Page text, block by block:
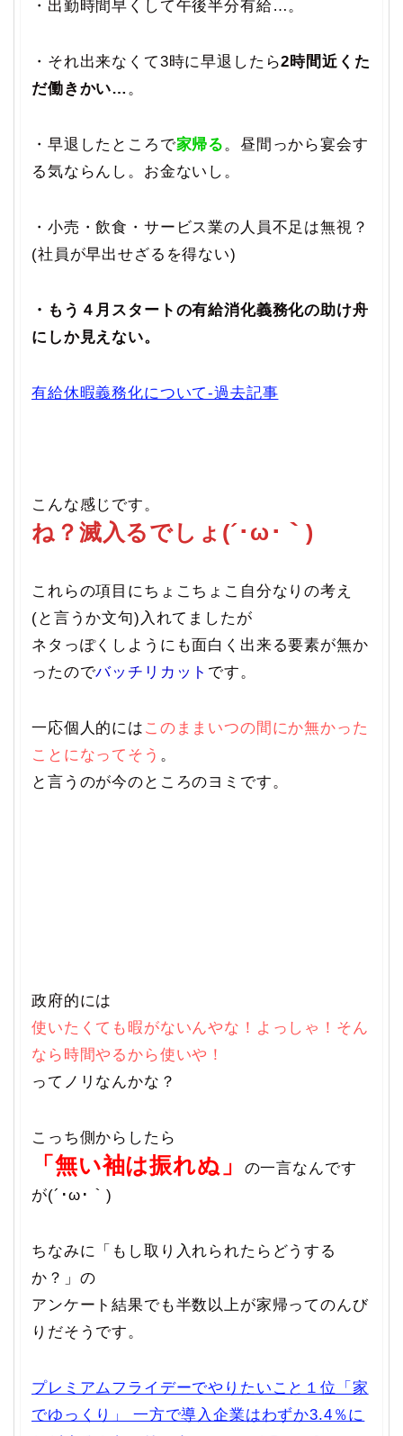
・出勤時間早くして午後半分有給…。
・それ出来なくて3時に早退したら2時間近くた
だ働きかい… 。
・早退したところで家帰る。昼間っから宴会す
る気ならんし。お金ないし。
・小売・飲食・サービス業の人員不足は無視？
(社員が早出せざるを得ない)
・もう４月スタートの有給消化義務化の助け舟
にしか見えない。
有給休暇義務化について-過去記事
こんな感じです。
ね？滅入るでしょ(´･ω･｀)
これらの項目にちょこちょこ自分なりの考え
(と言うか文句)入れてましたが
ネタっぽくしようにも面白く出来る要素が無か
ったのでバッチリカット です。
一応個人的には このままいつの間にか無かった
ことになってそう 。
と言うのが今のところのヨミです。
政府的には
使いたくても暇がないんやな！よっしゃ！そん
なら時間やるから使いや！
ってノリなんかな？
こっち側からしたら
「無い袖は振れぬ」
の一言なんです
が(´･ω･｀)
ちなみに「もし取り入れられたらどうする
か？」の
アンケート結果でも半数以上が家帰ってのんび
りだそうです。
プレミアムフライデーでやりたいこと１位「家
でゆっくり」 一方で導入企業はわずか3.4％に